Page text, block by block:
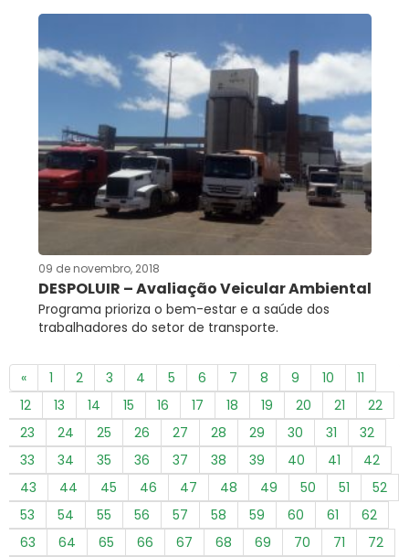
09 de novembro, 2018
DESPOLUIR – Avaliação Veicular Ambiental
Programa prioriza o bem-estar e a saúde dos
trabalhadores do setor de transporte.
« 1 2 3 4 5 6 7 8 9 10
11
12
13 14 15 16 17 18 19 20 21
22
23
24 25 26 27 28 29 30 31
32
33
34 35 36 37 38 39 40 41
42
43
44 45 46 47 48 49 50 51
52
53
54 55 56 57 58 59 60 61
62
63
64 65 66 67 68 69 70 71
72